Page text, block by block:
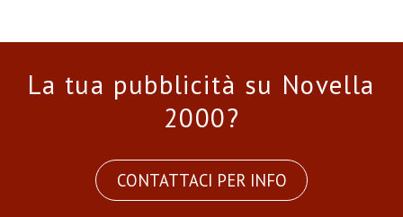
La tua pubblicità su Novella
2000?
CONTATTACI PER INFO